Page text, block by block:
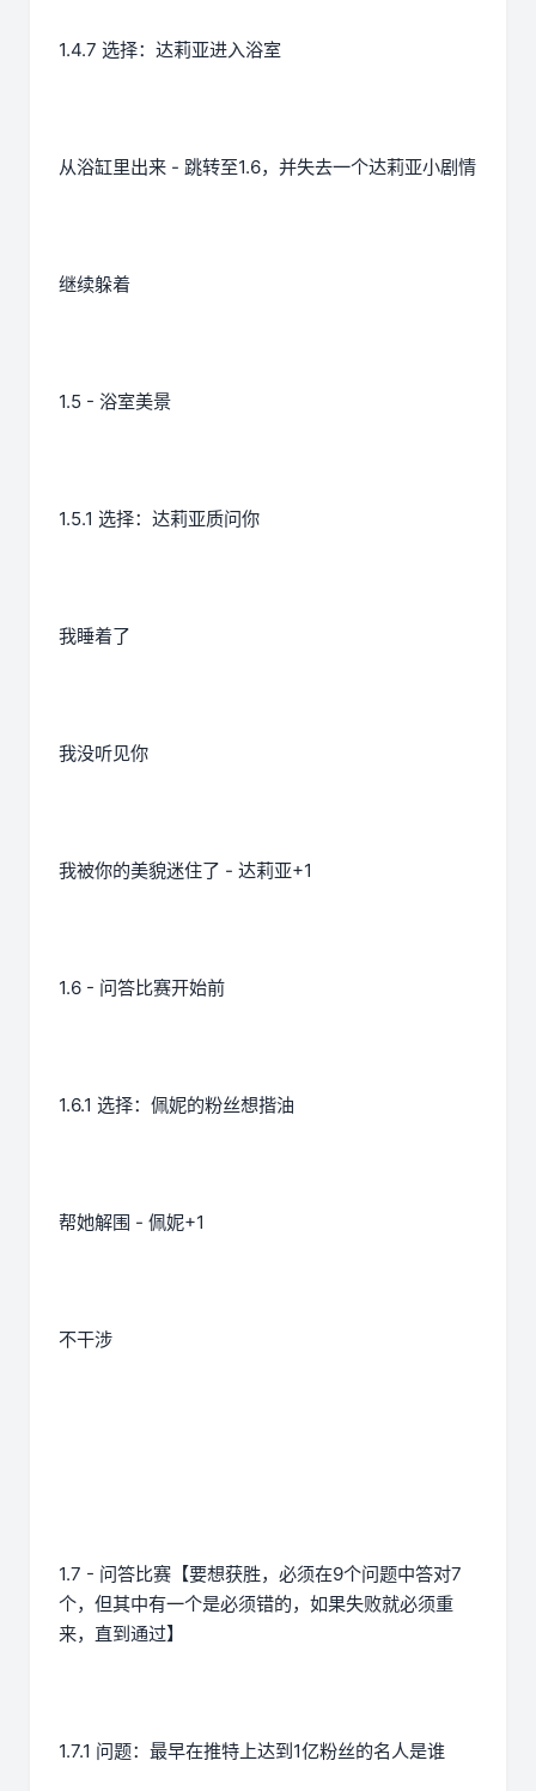
1.4.7 选择：达莉亚进入浴室
从浴缸里出来 - 跳转至1.6，并失去一个达莉亚小剧情
继续躲着
1.5 - 浴室美景
1.5.1 选择：达莉亚质问你
我睡着了
我没听见你
我被你的美貌迷住了 - 达莉亚+1
1.6 - 问答比赛开始前
1.6.1 选择：佩妮的粉丝想揩油
帮她解围 - 佩妮+1
不干涉
1.7 - 问答比赛【要想获胜，必须在9个问题中答对7
个，但其中有一个是必须错的，如果失败就必须重
来，直到通过】
1.7.1 问题：最早在推特上达到1亿粉丝的名人是谁